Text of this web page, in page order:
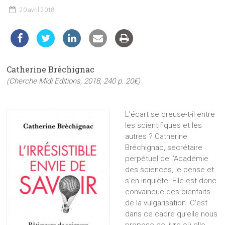
du
20 avril 2018
Catherine Bréchignac
(Cherche Midi Editions, 2018, 240 p. 20€)
L’écart se creuse-t-il entre
les scientifiques et les
autres ? Catherine
Bréchignac, secrétaire
perpétuel de l’Académie
des sciences, le pense et
s’en inquiète. Elle est donc
convaincue des bienfaits
de la vulgarisation. C’est
dans ce cadre qu’elle nous